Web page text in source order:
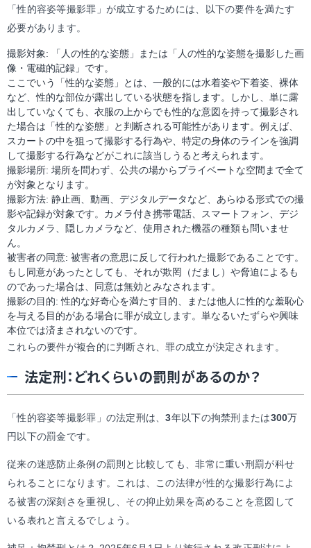
「性的容姿等撮影罪」が成立するためには、以下の要件を満たす
必要があります。
撮影対象: 「人の性的な姿態」または「人の性的な姿態を撮影した画
像・電磁的記録」です。
ここでいう「性的な姿態」とは、一般的には水着姿や下着姿、裸体
など、性的な部位が露出している状態を指します。しかし、単に露
出していなくても、衣服の上からでも性的な意図を持って撮影され
た場合は「性的な姿態」と判断される可能性があります。例えば、
スカートの中を狙って撮影する行為や、特定の身体のラインを強調
して撮影する行為などがこれに該当しうると考えられます。
撮影場所: 場所を問わず、公共の場からプライベートな空間まで全て
が対象となります。
撮影方法: 静止画、動画、デジタルデータなど、あらゆる形式での撮
影や記録が対象です。カメラ付き携帯電話、スマートフォン、デジ
タルカメラ、隠しカメラなど、使用された機器の種類も問いませ
ん。
被害者の同意: 被害者の意思に反して行われた撮影であることです。
もし同意があったとしても、それが欺罔（だまし）や脅迫によるも
のであった場合は、同意は無効とみなされます。
撮影の目的: 性的な好奇心を満たす目的、または他人に性的な羞恥心
を与える目的がある場合に罪が成立します。単なるいたずらや興味
本位では済まされないのです。
これらの要件が複合的に判断され、罪の成立が決定されます。
法定刑：どれくらいの罰則があるのか？
「性的容姿等撮影罪」の法定刑は、3年以下の拘禁刑または300万
円以下の罰金です。
従来の迷惑防止条例の罰則と比較しても、非常に重い刑罰が科せ
られることになります。これは、この法律が性的な撮影行為によ
る被害の深刻さを重視し、その抑止効果を高めることを意図して
いる表れと言えるでしょう。